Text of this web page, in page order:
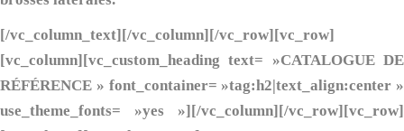
[/vc_column_text][/vc_column][/vc_row][vc_row]
[vc_column][vc_custom_heading text= »CATALOGUE DE
RÉFÉRENCE » font_container= »tag:h2|text_align:center »
use_theme_fonts= »yes »][/vc_column][/vc_row][vc_row]